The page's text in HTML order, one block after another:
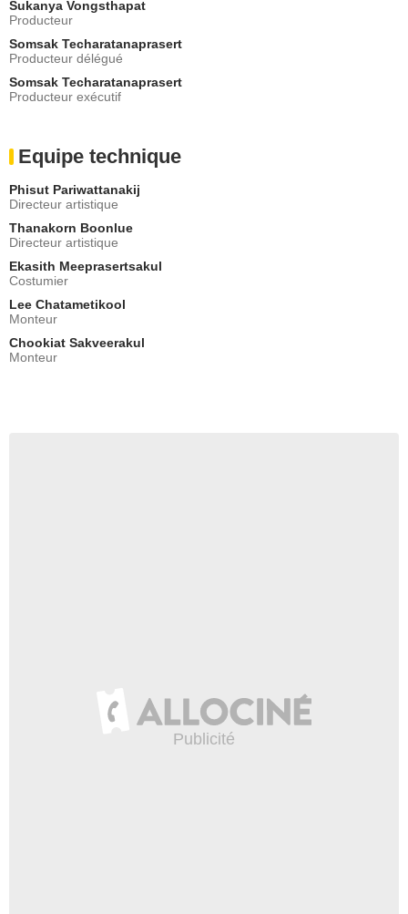
Sukanya Vongsthapat
Producteur
Somsak Techaratanaprasert
Producteur délégué
Somsak Techaratanaprasert
Producteur exécutif
Equipe technique
Phisut Pariwattanakij
Directeur artistique
Thanakorn Boonlue
Directeur artistique
Ekasith Meeprasertsakul
Costumier
Lee Chatametikool
Monteur
Chookiat Sakveerakul
Monteur